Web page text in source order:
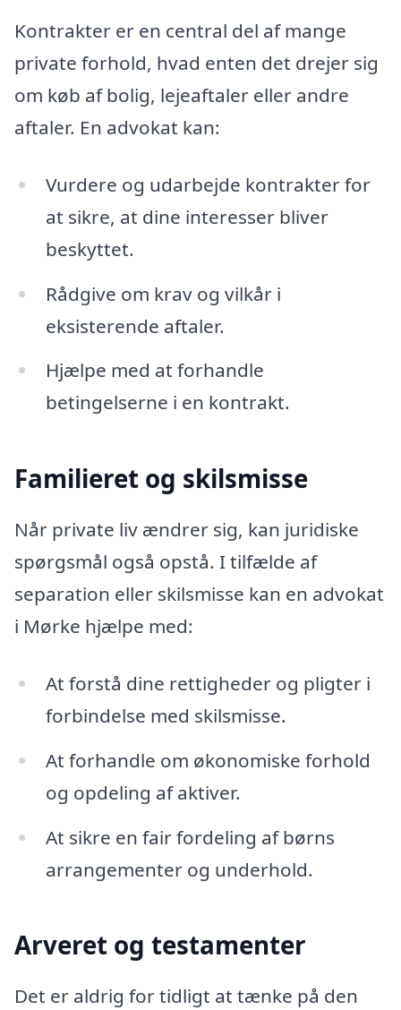
Kontrakter er en central del af mange
private forhold, hvad enten det drejer sig
om køb af bolig, lejeaftaler eller andre
aftaler. En advokat kan:
Vurdere og udarbejde kontrakter for
at sikre, at dine interesser bliver
beskyttet.
Rådgive om krav og vilkår i
eksisterende aftaler.
Hjælpe med at forhandle
betingelserne i en kontrakt.
Familieret og skilsmisse
Når private liv ændrer sig, kan juridiske
spørgsmål også opstå. I tilfælde af
separation eller skilsmisse kan en advokat
i Mørke hjælpe med:
At forstå dine rettigheder og pligter i
forbindelse med skilsmisse.
At forhandle om økonomiske forhold
og opdeling af aktiver.
At sikre en fair fordeling af børns
arrangementer og underhold.
Arveret og testamenter
Det er aldrig for tidligt at tænke på den